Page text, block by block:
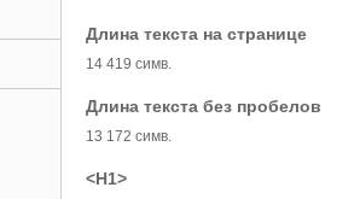
Длина текста на странице
14 419 симв.
Длина текста без пробелов
13 172 симв.
<H1>